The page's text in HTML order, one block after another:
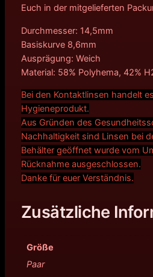
Euch in der mitgelieferten
Durchmesser: 14,5mm
Basiskurve 8,6mm
Ausprägung: Weich
Material: 58% Polyhema, 42%
Bei den Kontaktlinsen handelt
Hygieneprodukt.
Aus Gründen des
Nachhaltigkeit sind Linsen bei
Behälter geöffnet wurde vom
Rücknahme ausgeschlossen.
Danke für euer Verständnis.
Zusätzliche
Größe
Paar